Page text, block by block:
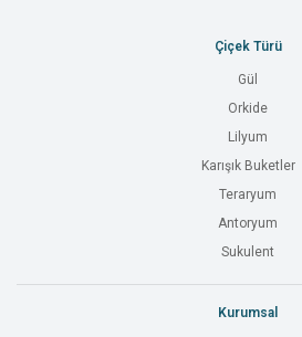
Çiçek Türü
Gül
Orkide
Lilyum
Karışık Buketler
Teraryum
Antoryum
Sukulent
Kurumsal